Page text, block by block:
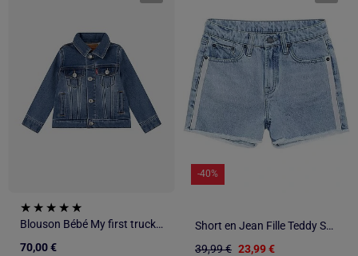
Blouson Bébé My first trucker - Levi's Kids
70,00 €
-40%
Short en Jean Fille Teddy Smith Kate
39,99 € 23,99 €